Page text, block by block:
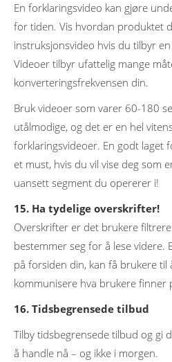
En forklaringsvideo kan gjøre
for tiden. Vis hvordan produktet
instruksjonsvideo hvis du tilbyr
Videoer tilbyr ufattelig mange
konverteringsfrekvensen din.
Bruk videoer som varer 60-180
utålmodige, og det er en hel
forklaringsvideoer. En godt laget
et must, hvis du vil vise deg som
uansett segment du opererer i!
15. Ha tydelige overskrifter!
Overskrifter er det brukere
bestemmer seg for å lese videre.
på forsiden din, kan få brukere til
kommunisere hva brukere finner
16. Tidsbegrensede tilbud
Tilby tidsbegrensede tilbud og gi
å handle nå – og ikke i morgen.